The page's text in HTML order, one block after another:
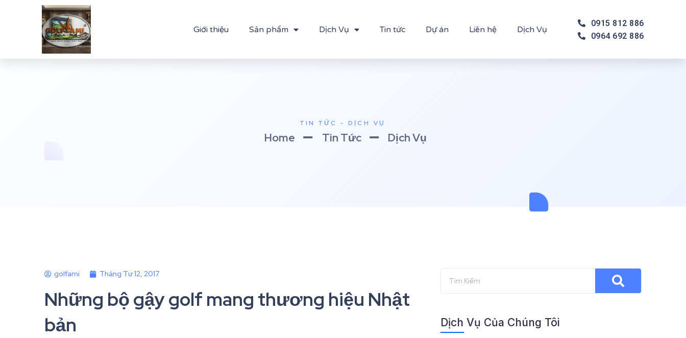
Giới thiệu Sản phẩm Dịch Vụ Tin tức Dự án Liên hệ Dịch Vụ
0915 812 886
0964 692 886
TIN TỨC - DỊCH VỤ
Home Tin Tức Dịch Vụ
golfami Tháng Tư 12, 2017
Những bộ gậy golf mang thương hiệu Nhật
bản
Dịch Vụ Của Chúng Tôi